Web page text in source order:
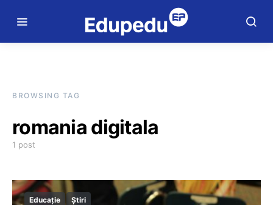
BROWSING TAG
romania digitala
1 post
Educație Știri